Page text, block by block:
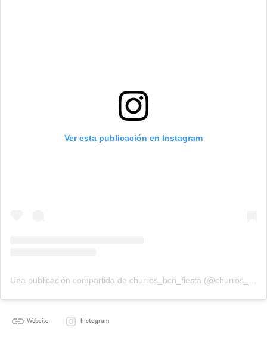
Ver esta publicación en Instagram
Una publicación compartida de churros_bcn_fiesta (@churros_bcn_fiesta)
Website Instagram